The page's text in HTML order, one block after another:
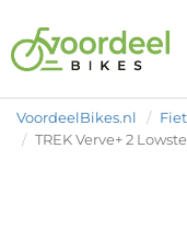
VoordeelBikes.nl
TREK Verve+ 2